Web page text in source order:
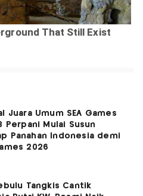
Juara Umum SEA Games
Perpani Mulai Susun
Panahan Indonesia demi
2026
Tangkis Cantik